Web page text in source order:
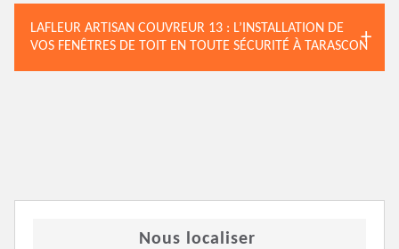
LAFLEUR ARTISAN COUVREUR 13 : L’INSTALLATION DE
VOS FENÊTRES DE TOIT EN TOUTE SÉCURITÉ À TARASCON
Nous localiser